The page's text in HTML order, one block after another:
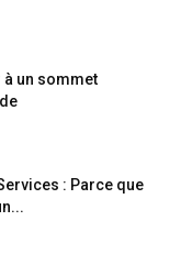
à un sommet
: Parce que